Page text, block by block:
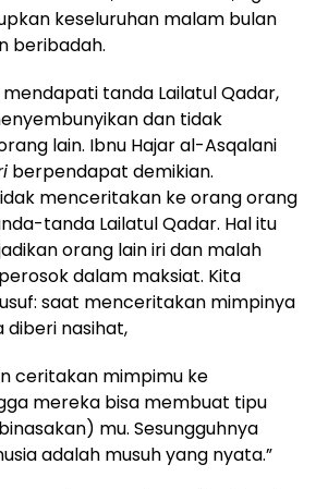
keseluruhan malam bulan
beribadah.
tanda Lailatul Qadar,
dan tidak
lain. Ibnu Hajar al-Asqalani
berpendapat demikian.
menceritakan ke orang orang
tanda Lailatul Qadar. Hal itu
orang lain iri dan malah
dalam maksiat. Kita
saat menceritakan mimpinya
diberi nasihat,
ceritakan mimpimu ke
mereka bisa membuat tipu
mu. Sesungguhnya
adalah musuh yang nyata.”